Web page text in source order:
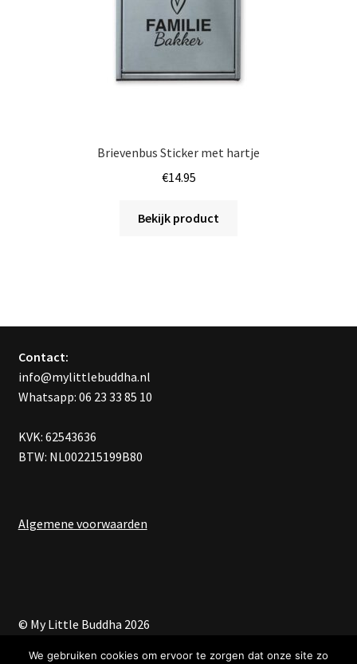
Brievenbus Sticker met hartje
€14.95
Bekijk product
Contact:
info@mylittlebuddha.nl
Whatsapp: 06 23 33 85 10
KVK: 62543636
BTW: NL002215199B80
Algemene voorwaarden
© My Little Buddha 2026
We gebruiken cookies om ervoor te zorgen dat onze site zo